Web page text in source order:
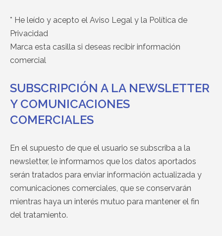
* He leído y acepto el Aviso Legal y la Política de
Privacidad
Marca esta casilla si deseas recibir información
comercial
SUBSCRIPCIÓN A LA NEWSLETTER
Y COMUNICACIONES
COMERCIALES
En el supuesto de que el usuario se subscriba a la
newsletter, le informamos que los datos aportados
serán tratados para enviar información actualizada y
comunicaciones comerciales, que se conservarán
mientras haya un interés mutuo para mantener el fin
del tratamiento.